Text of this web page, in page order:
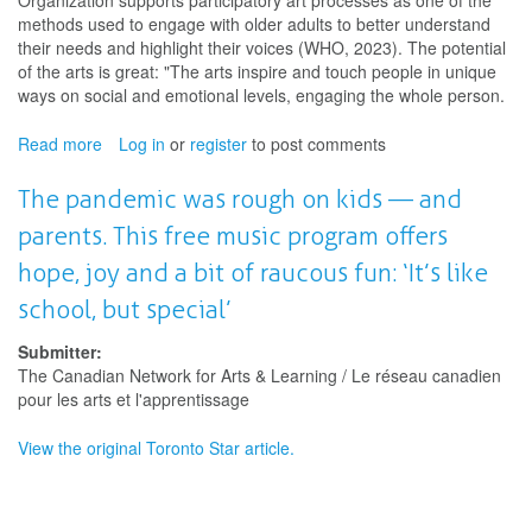
a
Changing
World
methods used to engage with older adults to better understand
their needs and highlight their voices (WHO, 2023). The potential
of the arts is great: "The arts inspire and touch people in unique
ways on social and emotional levels, engaging the whole person.
Read more about
Arts
and
Older
Log in or register to post comments
The pandemic was rough on kids — and
parents. This free music program offers
hope, joy and a bit of raucous fun: ‘It’s like
school, but special’
Submitter:
The Canadian Network for Arts & Learning / Le réseau canadien
pour les arts et l'apprentissage
View the original Toronto Star article.